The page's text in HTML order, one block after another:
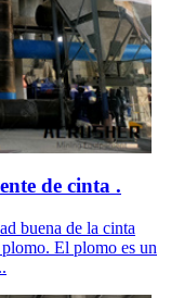
de cinta .
buena de la cinta
El plomo es un